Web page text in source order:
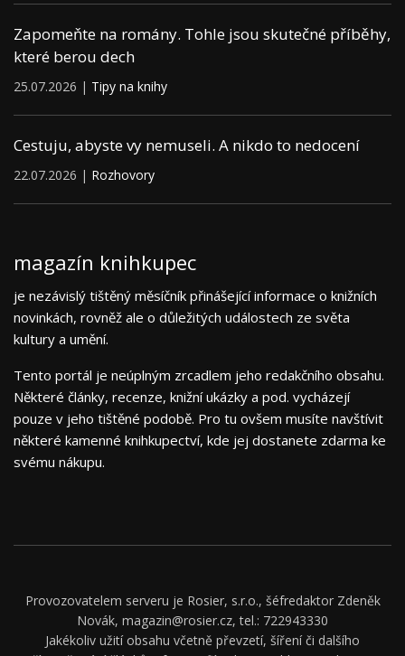
Zapomeňte na romány. Tohle jsou skutečné příběhy,
které berou dech
25.07.2026 | Tipy na knihy
Cestuju, abyste vy nemuseli. A nikdo to nedocení
22.07.2026 | Rozhovory
magazín knihkupec
je nezávislý tištěný měsíčník přinášející informace o knižních
novinkách, rovněž ale o důležitých událostech ze světa
kultury a umění.
Tento portál je neúplným zrcadlem jeho redakčního obsahu.
Některé články, recenze, knižní ukázky a pod. vycházejí
pouze v jeho tištěné podobě. Pro tu ovšem musíte navštívit
některé kamenné knihkupectví, kde jej dostanete zdarma ke
svému nákupu.
Provozovatelem serveru je Rosier, s.r.o., šéfredaktor Zdeněk
Novák, magazin@rosier.cz, tel.: 722943330
Jakékoliv užití obsahu včetně převzetí, šíření či dalšího